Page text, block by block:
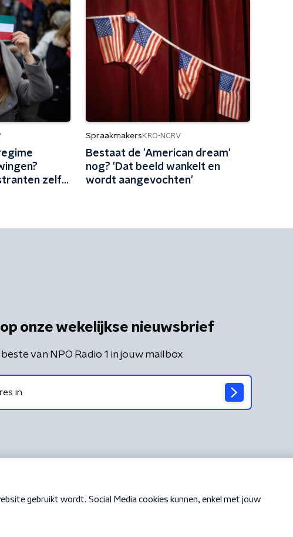
zelf
Spraakmakers KRO-NCRV
Bestaat de 'American dream'
nog? 'Dat beeld wankelt en
wordt aangevochten'
onze wekelijkse nieuwsbrief
van NPO Radio 1 in jouw mailbox